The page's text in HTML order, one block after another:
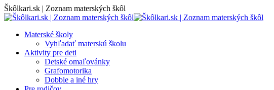
Skip
to
Škôlkari.sk | Zoznam materských škôl
Materské školy
Vyhľadať materskú školu
Aktivity pre deti
Detské omaľovánky
Grafomotorika
Dobble a iné hry